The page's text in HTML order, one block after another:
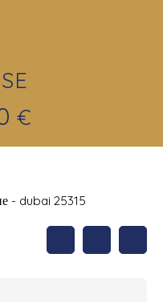
€
- dubai 25315